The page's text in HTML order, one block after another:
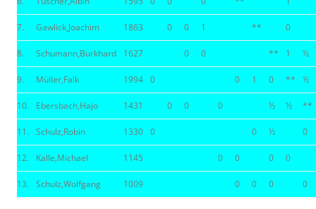
7. Gawlick,Joachim 1863 0 0 1 ** 0
8. Schumann,Burkhard 1627 0 0 ** 1 ½
9. Müller,Falk 1994 0 0 1 0 ** ½
10. Ebersbach,Hajo 1431 0 0 0 ½ ½ **
11. Schulz,Robin 1330 0 0 ½ 0
12. Kalle,Michael 1145 0 0 0 0
13. Schulz,Wolfgang 1009 0 0 0 0